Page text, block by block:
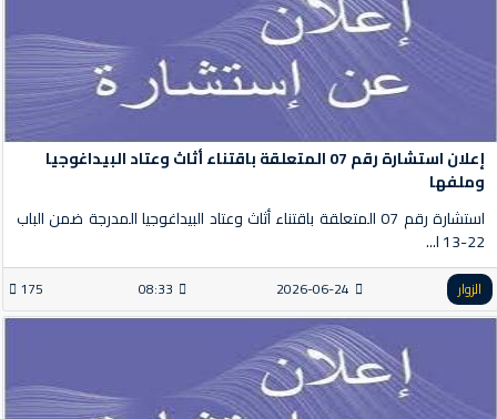
إعلان استشارة رقم 07 المتعلقة باقتناء أثاث وعتاد البيداغوجيا
وملفها
استشارة رقم 07 المتعلقة باقتناء أثاث وعتاد البيداغوجيا المدرجة ضمن الباب
22-13 ا...
الزوار 2026-06-24
08:33
175